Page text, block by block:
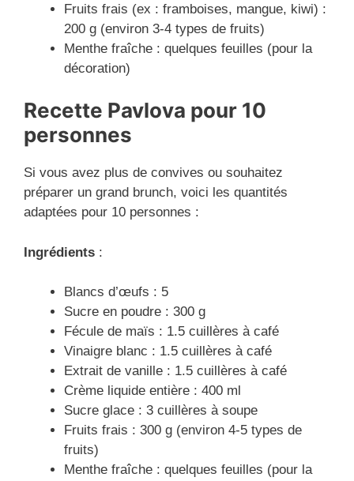
Fruits frais (ex : framboises, mangue, kiwi) :
200 g (environ 3-4 types de fruits)
Menthe fraîche : quelques feuilles (pour la
décoration)
Recette Pavlova pour 10
personnes
Si vous avez plus de convives ou souhaitez
préparer un grand brunch, voici les quantités
adaptées pour 10 personnes :
Ingrédients :
Blancs d’œufs : 5
Sucre en poudre : 300 g
Fécule de maïs : 1.5 cuillères à café
Vinaigre blanc : 1.5 cuillères à café
Extrait de vanille : 1.5 cuillères à café
Crème liquide entière : 400 ml
Sucre glace : 3 cuillères à soupe
Fruits frais : 300 g (environ 4-5 types de
fruits)
Menthe fraîche : quelques feuilles (pour la